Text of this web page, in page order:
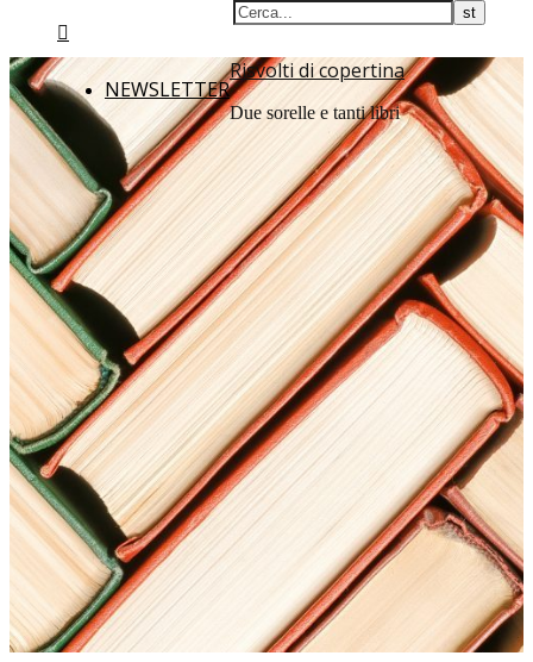
NEWSLETTER
Risvolti di copertina
Due sorelle e tanti libri